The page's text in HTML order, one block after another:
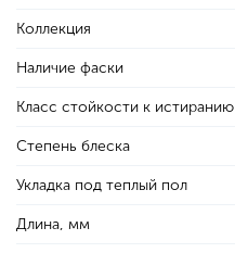
Коллекция
Наличие фаски
Класс стойкости к истиранию
Степень блеска
Укладка под теплый пол
Длина, мм